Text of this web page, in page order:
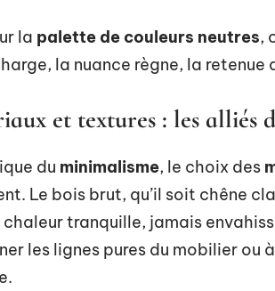
la palette de couleurs neutres,
la nuance règne, la retenue
et textures : les alliés
du minimalisme, le choix des
Le bois brut, qu’il soit chêne
chaleur tranquille, jamais
les lignes pures du mobilier ou